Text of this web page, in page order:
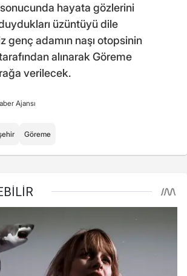
hayata gözlerini
üzüntüyü dile
genç adamın naşı otopsinin
alınarak Göreme
verilecek.
Ajansı
Göreme